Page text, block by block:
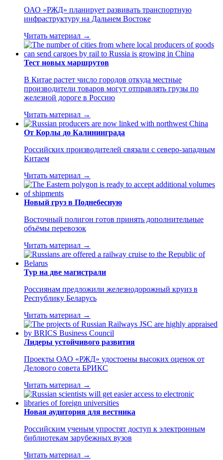
ОАО «РЖД» планирует развивать транспортную
инфраструктуру на Дальнем Востоке
Читать материал →
Тест новых маршрутов
В Китае растет число городов откуда местные
производители товаров могут отправлять грузы по
железной дороге в Россию
Читать материал →
От Корлы до Калининграда
Российских производителей связали с северо-западным
Китаем
Читать материал →
Новый груз в Поднебесную
Восточный полигон готов принять дополнительные
объёмы перевозок
Читать материал →
Тур на две магистрали
Россиянам предложили железнодорожный круиз в
Республику Беларусь
Читать материал →
Лидеры устойчивого развития
Проекты ОАО «РЖД» удостоены высоких оценок от
Делового совета БРИКС
Читать материал →
Новая аудитория для вестника
Российским ученым упростят доступ к электронным
библиотекам зарубежных вузов
Читать материал →